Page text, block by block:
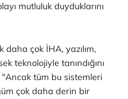
mutluluk duyduklarını
çok İHA, yazılım,
teknolojiyle tanındığını
tüm bu sistemleri
çok daha derin bir